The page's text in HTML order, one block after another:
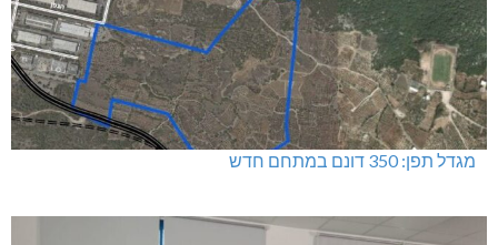
מגדל תפן: 350 דונם במתחם חדש